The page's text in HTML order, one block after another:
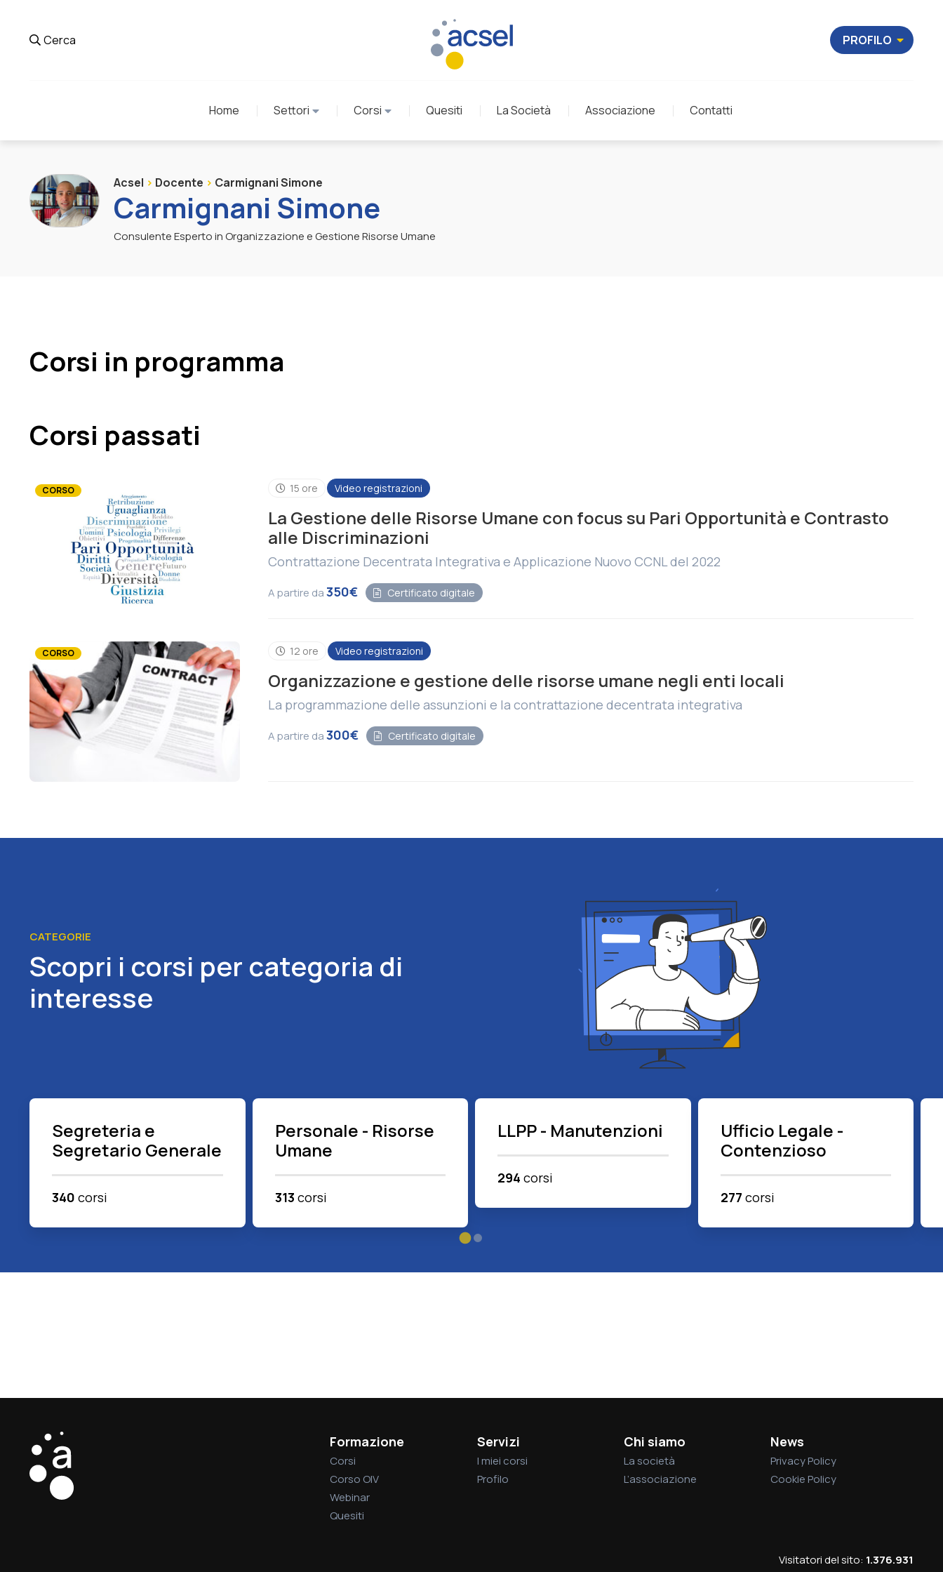
Cerca PROFILO
Home Settori Corsi Quesiti La Società Associazione Contatti
Acsel > Docente > Carmignani Simone
Carmignani Simone
Consulente Esperto in Organizzazione e Gestione Risorse Umane
Corsi in programma
Corsi passati
CORSO 15 ore Video registrazioni
La Gestione delle Risorse Umane con focus su Pari Opportunità e Contrasto
alle Discriminazioni
Contrattazione Decentrata Integrativa e Applicazione Nuovo CCNL del 2022
A partire da350€ Certificato digitale
CORSO 12 ore Video registrazioni
Organizzazione e gestione delle risorse umane negli enti locali
La programmazione delle assunzioni e la contrattazione decentrata integrativa
A partire da300€ Certificato digitale
CATEGORIE
Scopri i corsi per categoria di
interesse
Segreteria e
Segretario Generale
340 corsi
Personale - Risorse
Umane
313 corsi
LLPP - Manutenzioni
294 corsi
Ufficio Legale -
Contenzioso
277 corsi
Formazione
Corsi
Corso OIV
Webinar
Quesiti
Servizi
I miei corsi
Profilo
Chi siamo
La società
L’associazione
News
Privacy Policy
Cookie Policy
Visitatori del sito: 1.376.931